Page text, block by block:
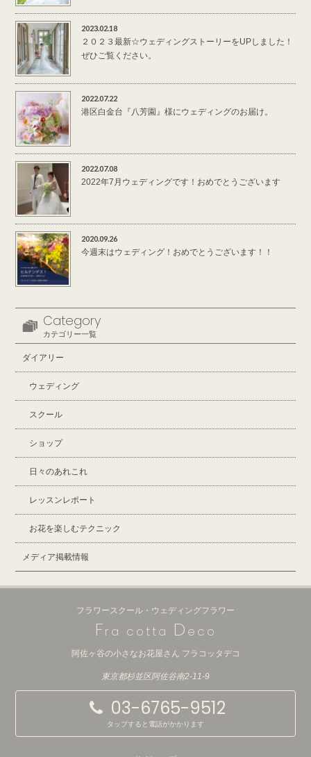
2023.02.18
２０２３最新☆ウェディングストーリーをUPしました！
ぜひご覧ください。
2022.07.22
港区白金台『八芳園』様にウェディングのお届け。
2022.07.08
2022年7月ウェディングです！おめでとうございます
2020.09.26
今週末はウェディング！おめでとうございます！！
Category
カテゴリー一覧
ダイアリー
ウェディング
スクール
ショップ
日々のあれこれ
レッスンレポート
お花を楽しむテクニック
メディア掲載情報
フラワースクール・ウェディングフラワー
Fra cotta D eco
阿佐ヶ谷の小さなお花屋さん フラコッタデコ
東京都杉並区阿佐谷南2-11-9
03-6765-9512
タップすると電話がかかります